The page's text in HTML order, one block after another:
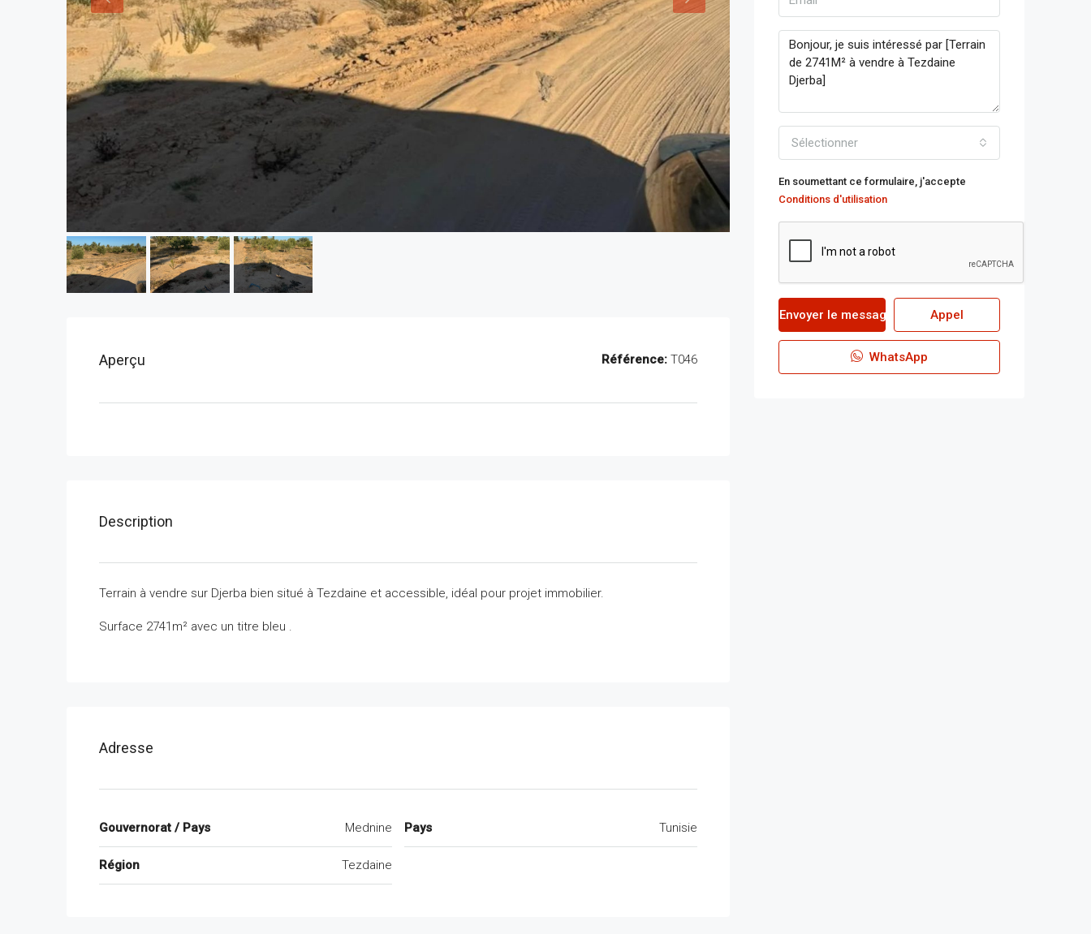
Aperçu Référence: T046
Description
Terrain à vendre sur Djerba bien situé à Tezdaine et accessible, idéal pour projet immobilier.
Surface 2741m² avec un titre bleu .
Adresse
Gouvernorat / Pays Mednine
Région Tezdaine
Pays Tunisie
Sélectionner
En soumettant ce formulaire, j'accepte
Conditions d'utilisation
Envoyer le message Appel
WhatsApp